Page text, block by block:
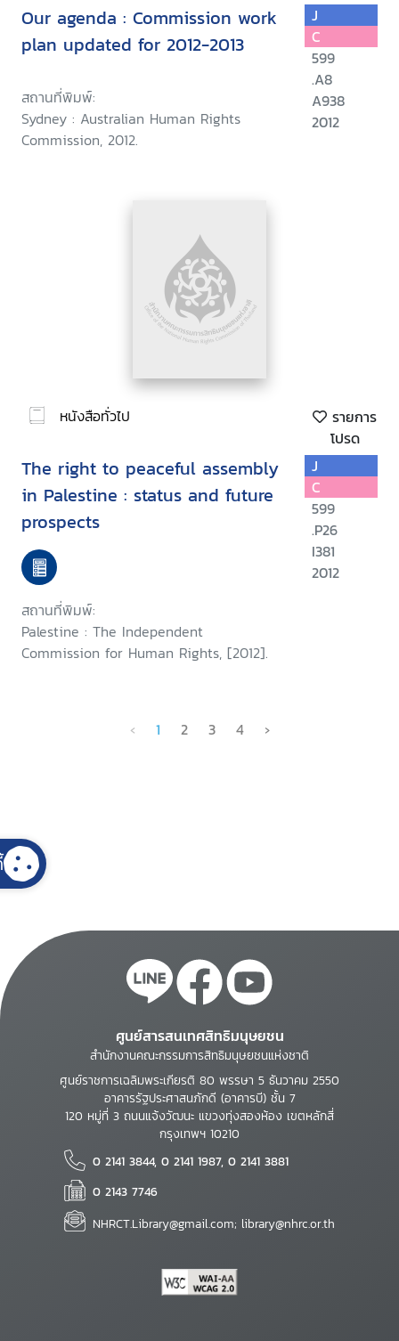
Our agenda : Commission work
plan updated for 2012-2013
สถานที่พิมพ์:
Sydney : Australian Human Rights
Commission, 2012.
J
C
599
.A8
A938
2012
หนังสือทั่วไป
รายการ
โปรด
The right to peaceful assembly
in Palestine : status and future
prospects
สถานที่พิมพ์:
Palestine : The Independent
Commission for Human Rights, [2012].
J
C
599
.P26
I381
2012
‹ 1 2 3 4 ›
ศูนย์สารสนเทศสิทธิมนุษยชน
สำนักงานคณะกรรมการสิทธิมนุษยชนแห่งชาติ
ศูนย์ราชการเฉลิมพระเกียรติ 80 พรรษา 5 ธันวาคม 2550
อาคารรัฐประศาสนภักดี (อาคารบี) ชั้น 7
120 หมู่ที่ 3 ถนนแจ้งวัฒนะ แขวงทุ่งสองห้อง เขตหลักสี่
กรุงเทพฯ 10210
0 2141 3844, 0 2141 1987, 0 2141 3881
0 2143 7746
NHRCT.Library@gmail.com; library@nhrc.or.th